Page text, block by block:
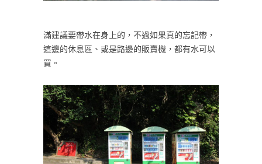
滿建議要帶水在身上的，不過如果真的忘記帶，
這邊的休息區、或是路邊的販賣機，都有水可以
買。